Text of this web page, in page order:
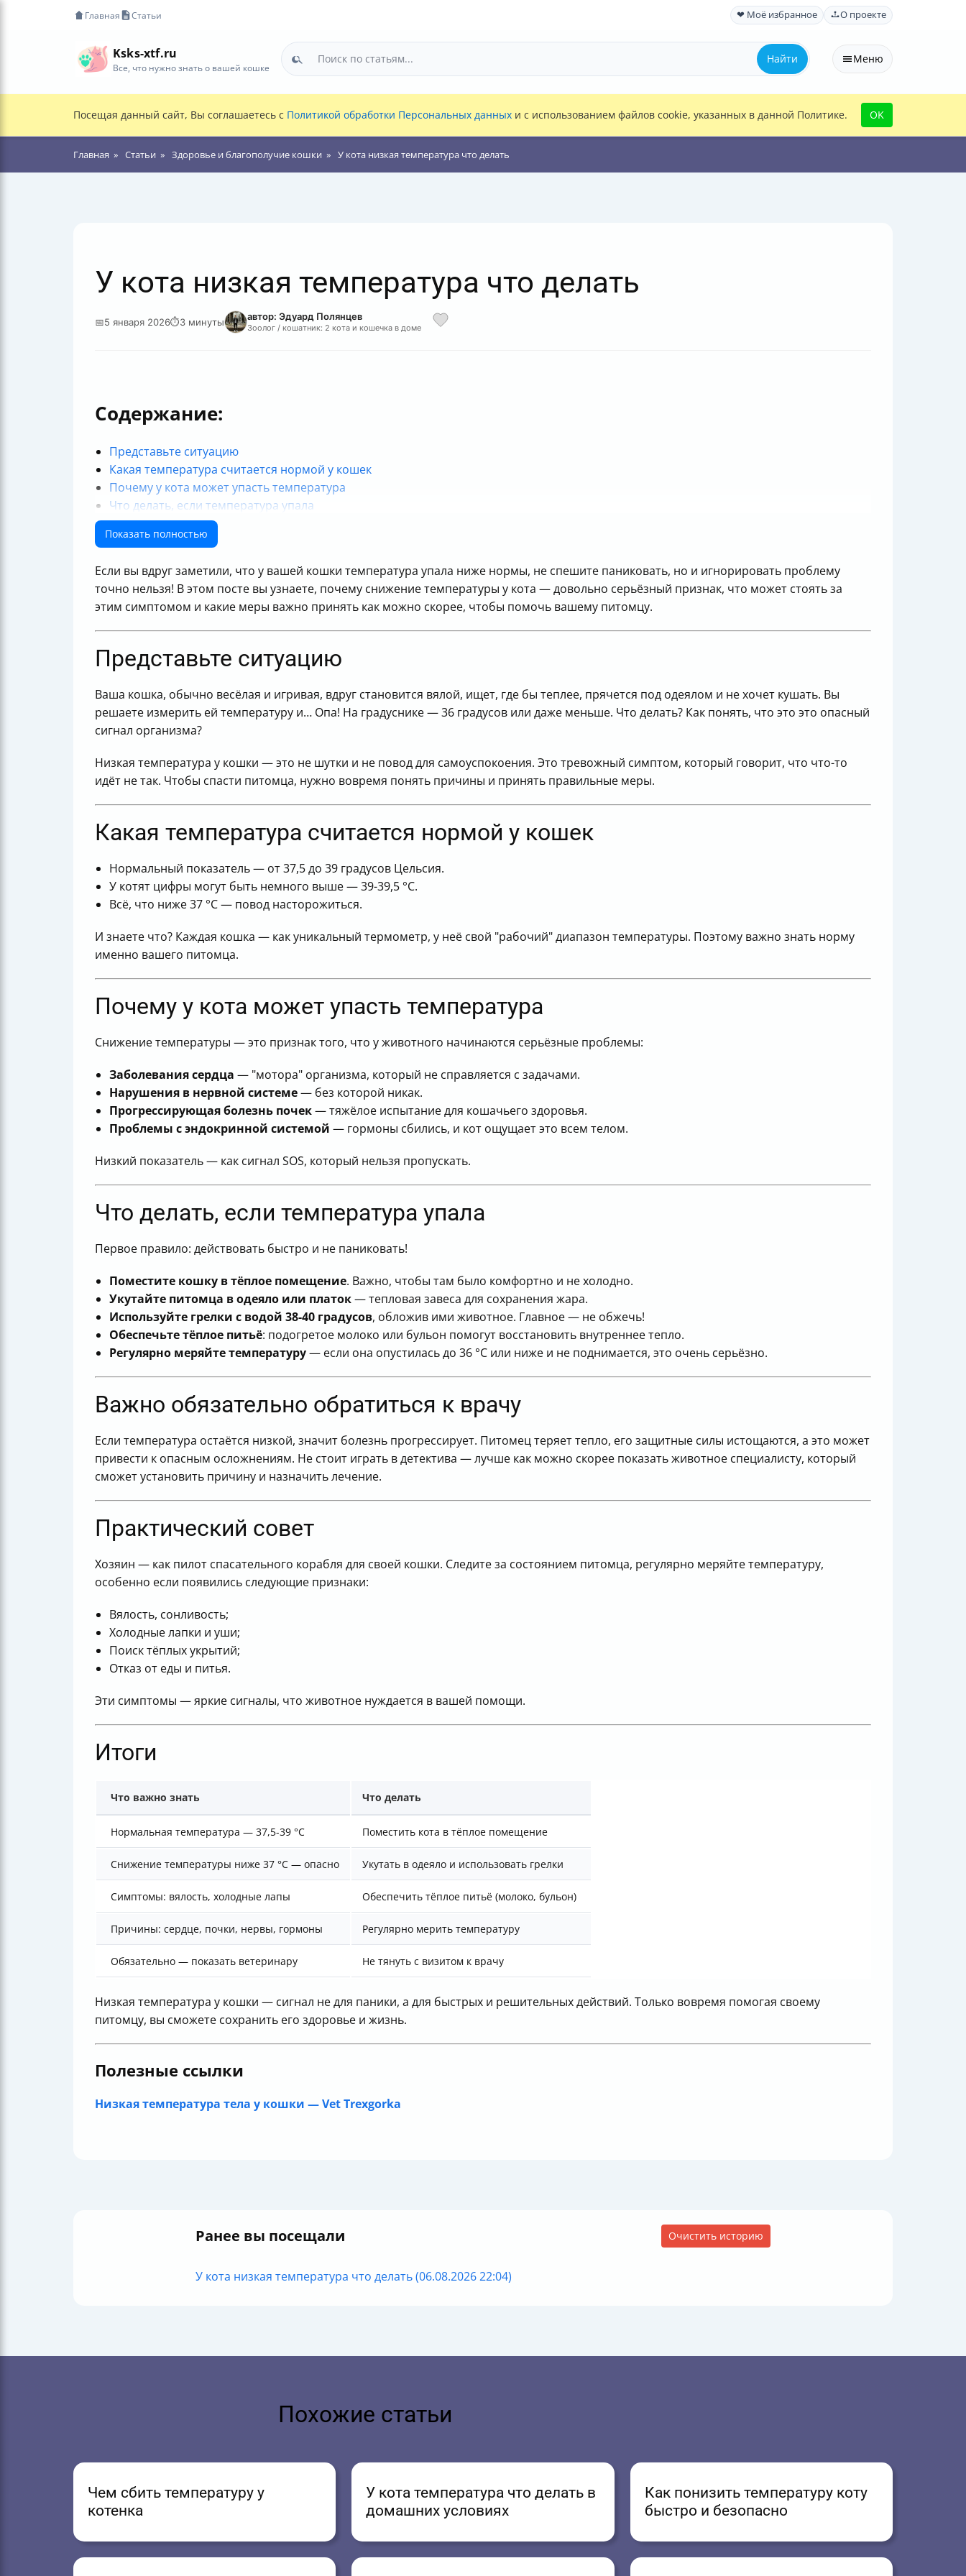
Главная Статьи ❤ Моё избранное О проекте
Ksks-xtf.ru
Все, что нужно знать о вашей кошке
Найти Меню
Посещая данный сайт, Вы соглашаетесь с Политикой обработки Персональных данных и с использованием файлов cookie, указанных в данной Политике. OK
Главная Статьи Здоровье и благополучие кошки У кота низкая температура что делать
У кота низкая температура что делать
📅5 января 2026⏱3 минуты автор: Эдуард Полянцев
Зоолог / кошатник: 2 кота и кошечка в доме
Содержание:
Представьте ситуацию
Какая температура считается нормой у кошек
Почему у кота может упасть температура
Что делать, если температура упала
Важно обязательно обратиться к врачу
Практический совет
Показать полностью
Если вы вдруг заметили, что у вашей кошки температура упала ниже нормы, не спешите паниковать, но и игнорировать проблему
точно нельзя! В этом посте вы узнаете, почему снижение температуры у кота — довольно серьёзный признак, что может стоять за
этим симптомом и какие меры важно принять как можно скорее, чтобы помочь вашему питомцу.
Представьте ситуацию
Ваша кошка, обычно весёлая и игривая, вдруг становится вялой, ищет, где бы теплее, прячется под одеялом и не хочет кушать. Вы
решаете измерить ей температуру и… Опа! На градуснике — 36 градусов или даже меньше. Что делать? Как понять, что это это опасный
сигнал организма?
Низкая температура у кошки — это не шутки и не повод для самоуспокоения. Это тревожный симптом, который говорит, что что-то
идёт не так. Чтобы спасти питомца, нужно вовремя понять причины и принять правильные меры.
Какая температура считается нормой у кошек
Нормальный показатель — от 37,5 до 39 градусов Цельсия.
У котят цифры могут быть немного выше — 39-39,5 °С.
Всё, что ниже 37 °С — повод насторожиться.
И знаете что? Каждая кошка — как уникальный термометр, у неё свой "рабочий" диапазон температуры. Поэтому важно знать норму
именно вашего питомца.
Почему у кота может упасть температура
Снижение температуры — это признак того, что у животного начинаются серьёзные проблемы:
Заболевания сердца — "мотора" организма, который не справляется с задачами.
Нарушения в нервной системе— без которой никак.
Прогрессирующая болезнь почек— тяжёлое испытание для кошачьего здоровья.
Проблемы с эндокринной системой — гормоны сбились, и кот ощущает это всем телом.
Низкий показатель — как сигнал SOS, который нельзя пропускать.
Что делать, если температура упала
Первое правило: действовать быстро и не паниковать!
Поместите кошку в тёплое помещение. Важно, чтобы там было комфортно и не холодно.
Укутайте питомца в одеяло или платок— тепловая завеса для сохранения жара.
Используйте грелки с водой 38-40 градусов, обложив ими животное. Главное — не обжечь!
Обеспечьте тёплое питьё: подогретое молоко или бульон помогут восстановить внутреннее тепло.
Регулярно меряйте температуру— если она опустилась до 36 °С или ниже и не поднимается, это очень серьёзно.
Важно обязательно обратиться к врачу
Если температура остаётся низкой, значит болезнь прогрессирует. Питомец теряет тепло, его защитные силы истощаются, а это может
привести к опасным осложнениям. Не стоит играть в детектива — лучше как можно скорее показать животное специалисту, который
сможет установить причину и назначить лечение.
Практический совет
Хозяин — как пилот спасательного корабля для своей кошки. Следите за состоянием питомца, регулярно меряйте температуру,
особенно если появились следующие признаки:
Вялость, сонливость;
Холодные лапки и уши;
Поиск тёплых укрытий;
Отказ от еды и питья.
Эти симптомы — яркие сигналы, что животное нуждается в вашей помощи.
Итоги
Что важно знать Что делать
Нормальная температура — 37,5-39 °С Поместить кота в тёплое помещение
Снижение температуры ниже 37 °С — опасно Укутать в одеяло и использовать грелки
Симптомы: вялость, холодные лапы Обеспечить тёплое питьё (молоко, бульон)
Причины: сердце, почки, нервы, гормоны Регулярно мерить температуру
Обязательно — показать ветеринару Не тянуть с визитом к врачу
Низкая температура у кошки — сигнал не для паники, а для быстрых и решительных действий. Только вовремя помогая своему
питомцу, вы сможете сохранить его здоровье и жизнь.
Полезные ссылки
Низкая температура тела у кошки — Vet Trexgorka
Ранее вы посещали Очистить историю
У кота низкая температура что делать (06.08.2026 22:04)
Похожие статьи
Чем сбить температуру у
котенка
У кота температура что делать в
домашних условиях
Как понизить температуру коту
быстро и безопасно